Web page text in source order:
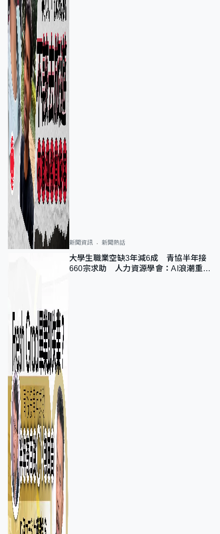
新聞資訊 新聞熱話
大學生職業空缺3年減6成 青協半年接
660宗求助 人力資源學會：AI浪潮重整